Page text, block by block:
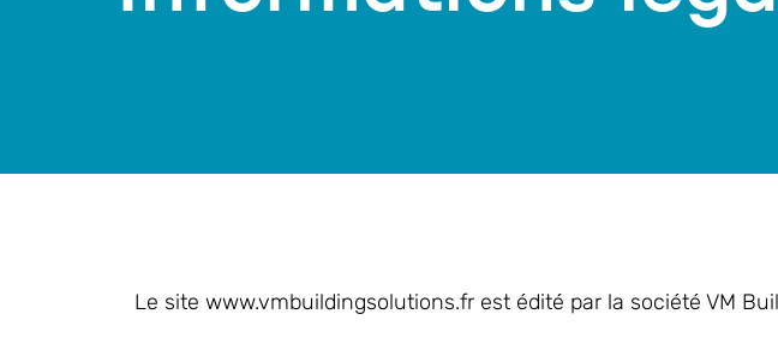
Le site www.vmbuildingsolutions.fr est édité par la société VM